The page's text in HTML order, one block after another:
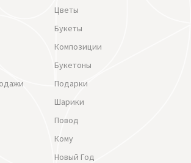
Цветы
Букеты
Композиции
Букетоны
Подарки
Шарики
Повод
Кому
Новый Год